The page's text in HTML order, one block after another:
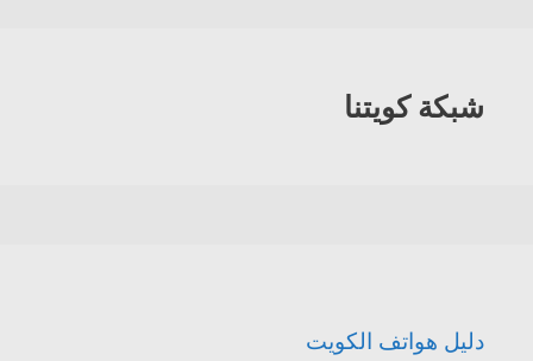
شبكة كويتنا
دليل هواتف الكويت